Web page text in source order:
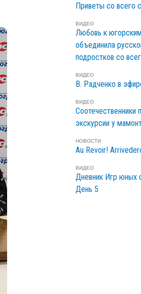
Приветы со всего
ВИДЕО
Любовь к
объединила
подростков со
ВИДЕО
В. Радченко в
ВИДЕО
Cоотечественники
экскурсии у
НОВОСТИ
Au Revoir!
ВИДЕО
Дневник Игр юных
День 5